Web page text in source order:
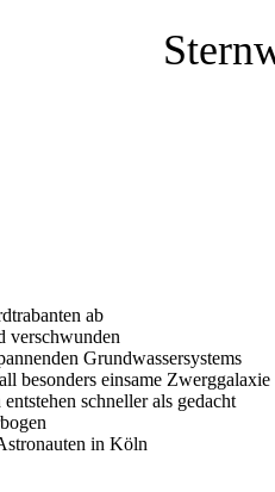
ab
verschwunden
Grundwassersystems
besonders einsame Zwerggalaxie
schneller als gedacht
in Köln